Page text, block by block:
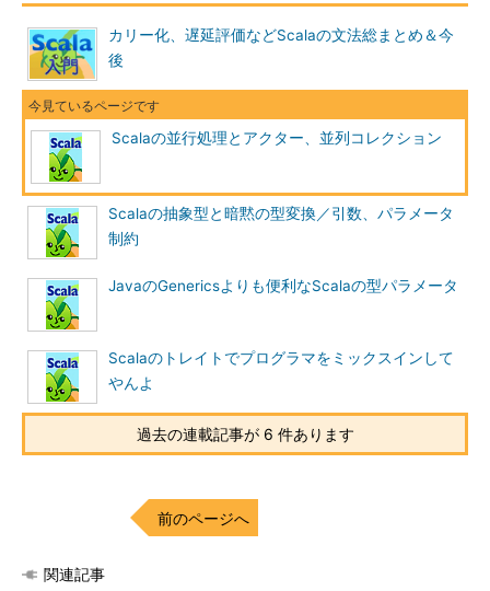
カリー化、遅延評価などScalaの文法総まとめ＆今
後
Scalaの並行処理とアクター、並列コレクション
Scalaの抽象型と暗黙の型変換／引数、パラメータ
制約
JavaのGenericsよりも便利なScalaの型パラメータ
Scalaのトレイトでプログラマをミックスインして
やんよ
過去の連載記事が 6 件あります
前のページへ
関連記事